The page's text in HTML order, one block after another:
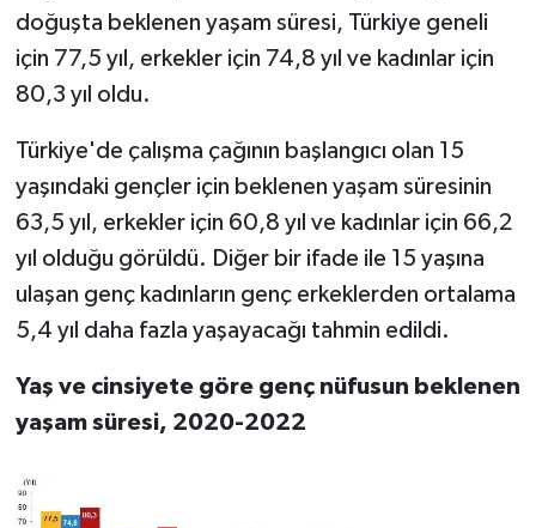
doğuşta beklenen yaşam süresi, Türkiye geneli
için 77,5 yıl, erkekler için 74,8 yıl ve kadınlar için
80,3 yıl oldu.
Türkiye'de çalışma çağının başlangıcı olan 15
yaşındaki gençler için beklenen yaşam süresinin
63,5 yıl, erkekler için 60,8 yıl ve kadınlar için 66,2
yıl olduğu görüldü. Diğer bir ifade ile 15 yaşına
ulaşan genç kadınların genç erkeklerden ortalama
5,4 yıl daha fazla yaşayacağı tahmin edildi.
Yaş ve cinsiyete göre genç nüfusun beklenen
yaşam süresi, 2020-2022